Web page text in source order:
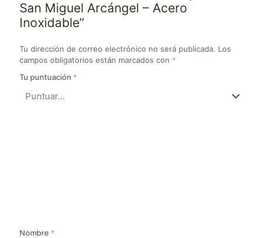
San Miguel Arcángel – Acero
Inoxidable”
Tu dirección de correo electrónico no será publicada. Los
campos obligatorios están marcados con *
Tu puntuación *
Nombre *